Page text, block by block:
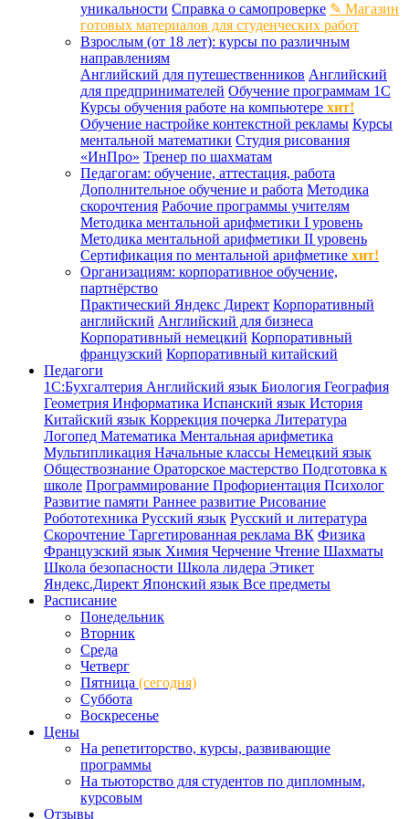
уникальности Справка о самопроверке ✎ Магазин
готовых материалов для студенческих работ
Взрослым (от 18 лет): курсы по различным
направлениям
Английский для путешественников Английский
для предпринимателей Обучение программам 1С
Курсы обучения работе на компьютере хит!
Обучение настройке контекстной рекламы Курсы
ментальной математики Студия рисования
«ИнПро» Тренер по шахматам
Педагогам: обучение, аттестация, работа
Дополнительное обучение и работа Методика
скорочтения Рабочие программы учителям
Методика ментальной арифметики I уровень
Методика ментальной арифметики II уровень
Сертификация по ментальной арифметике хит!
Организациям: корпоративное обучение,
партнёрство
Практический Яндекс Директ Корпоративный
английский Английский для бизнеса
Корпоративный немецкий Корпоративный
французский Корпоративный китайский
Педагоги
1С:Бухгалтерия Английский язык Биология География
Геометрия Информатика Испанский язык История
Китайский язык Коррекция почерка Литература
Логопед Математика Ментальная арифметика
Мультипликация Начальные классы Немецкий язык
Обществознание Ораторское мастерство Подготовка к
школе Программирование Профориентация Психолог
Развитие памяти Раннее развитие Рисование
Робототехника Русский язык Русский и литература
Скорочтение Таргетированная реклама ВК Физика
Французский язык Химия Черчение Чтение Шахматы
Школа безопасности Школа лидера Этикет
Яндекс.Директ Японский язык Все предметы
Расписание
Понедельник
Вторник
Среда
Четверг
Пятница (сегодня)
Суббота
Воскресенье
Цены
На репетиторство, курсы, развивающие
программы
На тьюторство для студентов по дипломным,
курсовым
Отзывы